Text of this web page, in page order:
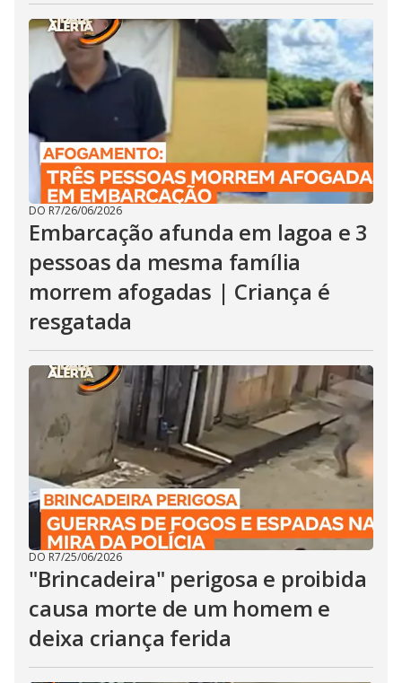
DO R7/26/06/2026
Embarcação afunda em lagoa e 3
pessoas da mesma família
morrem afogadas | Criança é
resgatada
DO R7/25/06/2026
"Brincadeira" perigosa e proibida
causa morte de um homem e
deixa criança ferida